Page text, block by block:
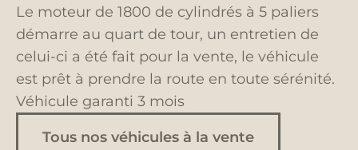
Le moteur de 1800 de cylindrés à 5 paliers
démarre au quart de tour, un entretien de
celui-ci a été fait pour la vente, le véhicule
est prêt à prendre la route en toute sérénité.
Véhicule garanti 3 mois
Tous nos véhicules à la vente